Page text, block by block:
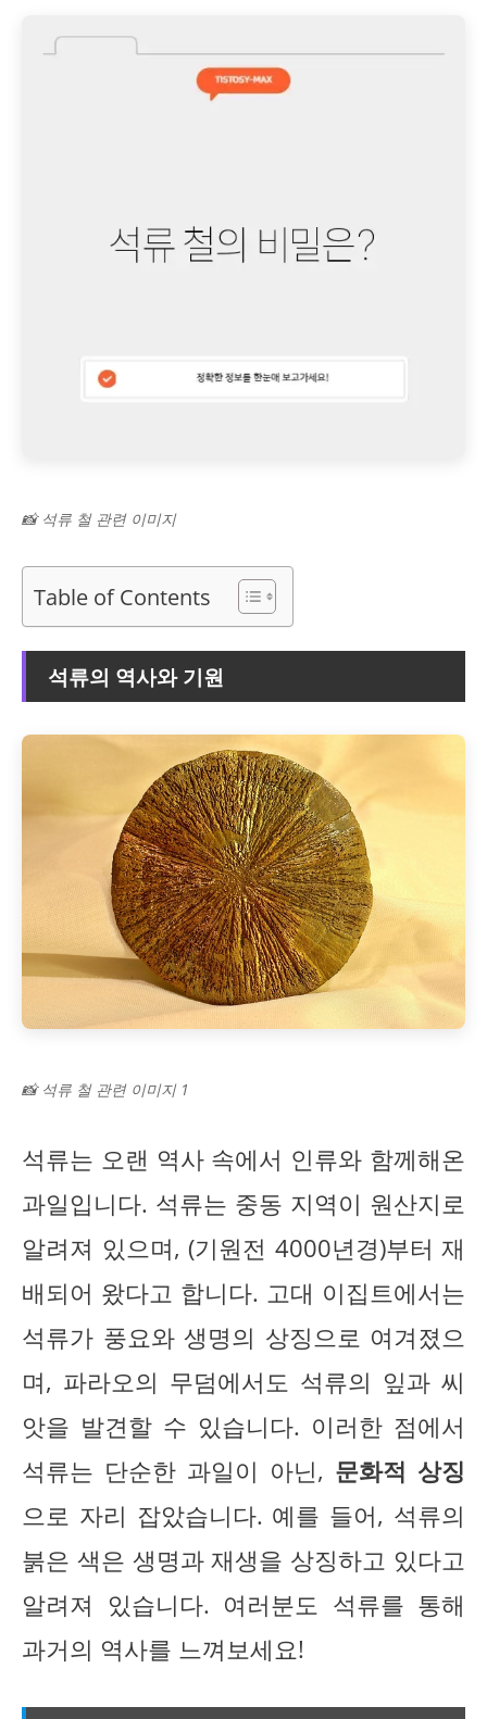
📸 석류 철 관련 이미지
Table of Contents
석류의 역사와 기원
📸 석류 철 관련 이미지 1
석류는 오랜 역사 속에서 인류와 함께해온
과일입니다. 석류는 중동 지역이 원산지로
알려져 있으며, (기원전 4000년경)부터 재
배되어 왔다고 합니다. 고대 이집트에서는
석류가 풍요와 생명의 상징으로 여겨졌으
며, 파라오의 무덤에서도 석류의 잎과 씨
앗을 발견할 수 있습니다. 이러한 점에서
석류는 단순한 과일이 아닌, 문화적 상징
으로 자리 잡았습니다. 예를 들어, 석류의
붉은 색은 생명과 재생을 상징하고 있다고
알려져 있습니다. 여러분도 석류를 통해
과거의 역사를 느껴보세요!